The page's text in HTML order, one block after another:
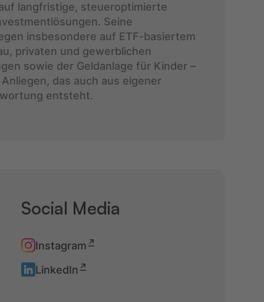
langfristige, steueroptimierte
Seine
insbesondere auf ETF-basiertem
privaten und gewerblichen
sowie der Geldanlage für Kinder –
das auch aus eigener
entsteht.
Social Media
Instagram
LinkedIn